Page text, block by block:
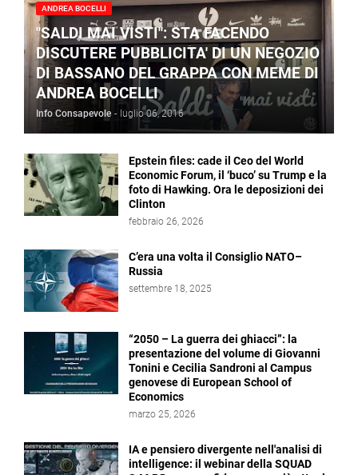
ANDREA BOCELLI
"SALDI MAI VISTI": STA FACENDO
DISCUTERE PUBBLICITA' DI UN NEGOZIO
DI BASSANO DEL GRAPPA CON MEME DI
ANDREA BOCELLI
Info Consapevole - luglio 06, 2016
Epstein files: cade il Ceo del World
Economic Forum, il ‘buco’ su Trump e la
foto di Hawking. Ora le deposizioni dei
Clinton
febbraio 26, 2026
C’era una volta il Consiglio NATO–
Russia
settembre 18, 2025
“2050 – La guerra dei ghiacci”: la
presentazione del volume di Giovanni
Tonini e Cecilia Sandroni al Campus
genovese di European School of
Economics
marzo 25, 2026
IA e pensiero divergente nell'analisi di
intelligence: il webinar della SQUAD